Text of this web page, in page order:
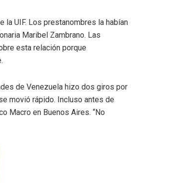
la UIF. Los prestanombres la habían
Maribel Zambrano. Las
esta relación porque
de Venezuela hizo dos giros por
movió rápido. Incluso antes de
Macro en Buenos Aires. “No